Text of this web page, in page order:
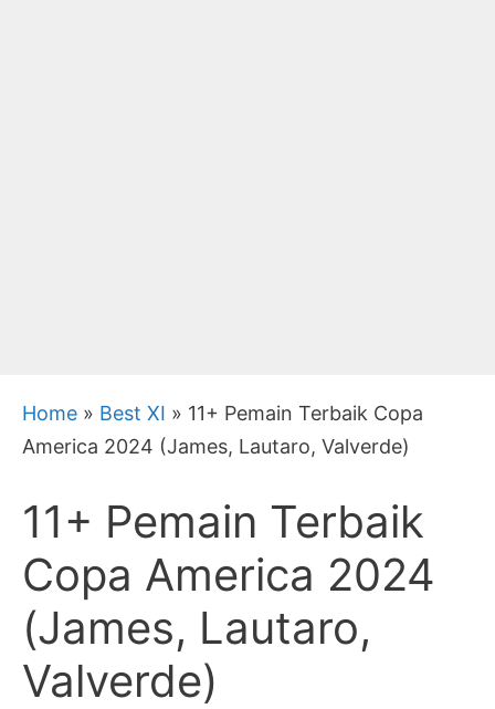
Home » Best XI » 11+ Pemain Terbaik Copa
America 2024 (James, Lautaro, Valverde)
11+ Pemain Terbaik
Copa America 2024
(James, Lautaro,
Valverde)